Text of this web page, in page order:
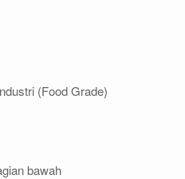
(Food Grade)
bawah